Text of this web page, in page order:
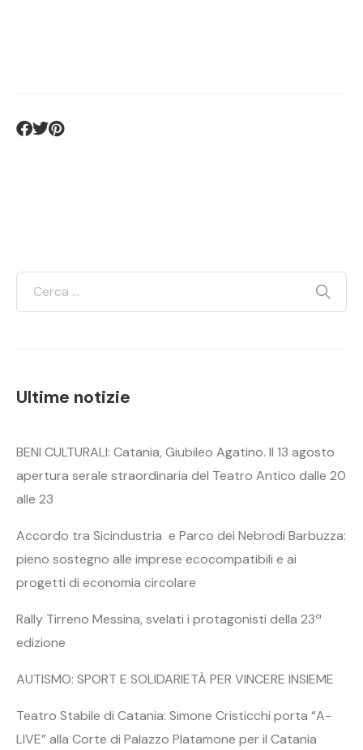
Ultime notizie
BENI CULTURALI: Catania, Giubileo Agatino. Il 13 agosto
apertura serale straordinaria del Teatro Antico dalle 20
alle 23
Accordo tra Sicindustria e Parco dei Nebrodi Barbuzza:
pieno sostegno alle imprese ecocompatibili e ai
progetti di economia circolare
Rally Tirreno Messina, svelati i protagonisti della 23ª
edizione
AUTISMO: SPORT E SOLIDARIETÀ PER VINCERE INSIEME
Teatro Stabile di Catania: Simone Cristicchi porta “A-
LIVE” alla Corte di Palazzo Platamone per il Catania